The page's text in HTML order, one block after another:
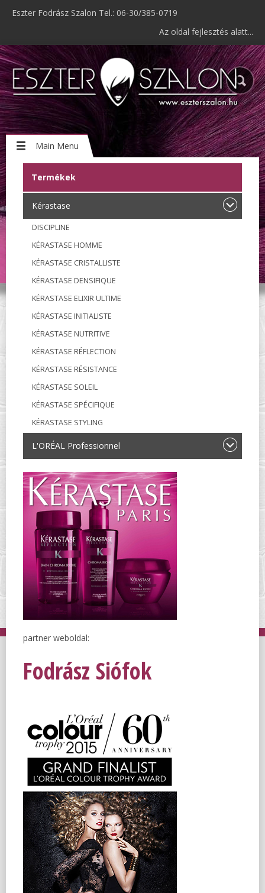
Eszter Fodrász Szalon Tel.: 06-30/385-0719
Az oldal fejlesztés alatt...
Main Menu
Termékek
Kérastase
DISCIPLINE
KÉRASTASE HOMME
KÉRASTASE CRISTALLISTE
KÉRASTASE DENSIFIQUE
KÉRASTASE ELIXIR ULTIME
KÉRASTASE INITIALISTE
KÉRASTASE NUTRITIVE
KÉRASTASE RÉFLECTION
KÉRASTASE RÉSISTANCE
KÉRASTASE SOLEIL
KÉRASTASE SPÉCIFIQUE
KÉRASTASE STYLING
L'ORÉAL Professionnel
partner weboldal:
Fodrász Siófok